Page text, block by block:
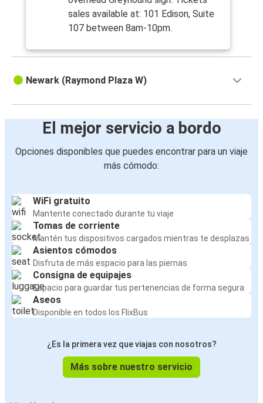
sales available at: 101 Edison, Suite
107 between 8am-10pm.
Newark (Raymond Plaza W)
El mejor servicio a bordo
Opciones disponibles que puedes encontrar para un viaje
más cómodo:
WiFi gratuito
Mantente conectado durante tu viaje
Tomas de corriente
Mantén tus dispositivos cargados mientras te desplazas
Asientos cómodos
Disfruta de más espacio para las piernas
Consigna de equipajes
Espacio para guardar tus pertenencias de forma segura
Aseos
Disponible en todos los FlixBus
¿Es la primera vez que viajas con nosotros?
Más sobre nuestro servicio